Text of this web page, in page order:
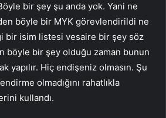
bir şey şu anda yok. Yani ne
böyle bir MYK görevlendirildi ne
bir isim listesi vesaire bir şey söz
böyle bir şey olduğu zaman bunun
yapılır. Hiç endişeniz olmasın. Şu
olmadığını rahatlıkla
kullandı.